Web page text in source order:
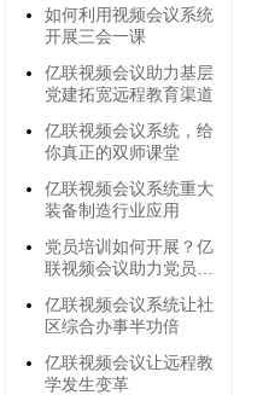
如何利用视频会议系统
开展三会一课
亿联视频会议助力基层
党建拓宽远程教育渠道
亿联视频会议系统，给
你真正的双师课堂
亿联视频会议系统重大
装备制造行业应用
党员培训如何开展？亿
联视频会议助力党员远
亿联视频会议系统让社
区综合办事半功倍
亿联视频会议让远程教
学发生变革